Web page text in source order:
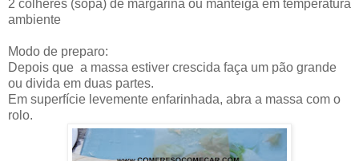
2 colheres (sopa) de margarina ou manteiga em temperatura
ambiente
Modo de preparo:
Depois que a massa estiver crescida faça um pão grande
ou divida em duas partes.
Em superfície levemente enfarinhada, abra a massa com o
rolo.